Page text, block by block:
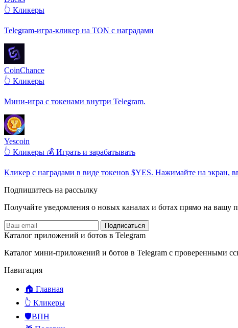
👆 Кликеры
Telegram-игра-кликер на TON с наградами
CoinChance
👆 Кликеры
Мини-игра с токенами внутри Telegram.
Yescoin
👆 Кликеры 💰 Играть и зарабатывать
Кликер с наградами в виде токенов $YES. Нажимайте на экран,
Подпишитесь на рассылку
Получайте уведомления о новых каналах и ботаx прямо на вашу
Подписаться
Каталог приложений и ботов в Telegram
Каталог мини-приложений и ботов в Telegram с проверенными
Навигация
🏠 Главная
👆 Кликеры
🛡️ВПН